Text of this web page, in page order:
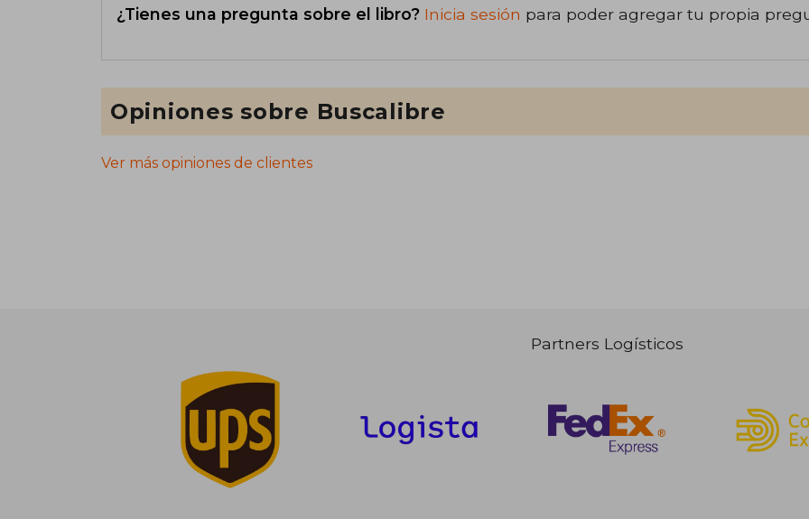
¿Tienes una pregunta sobre el libro? Inicia sesión para poder agregar tu propia
Opiniones sobre Buscalibre
Ver más opiniones de clientes
Partners Logísticos